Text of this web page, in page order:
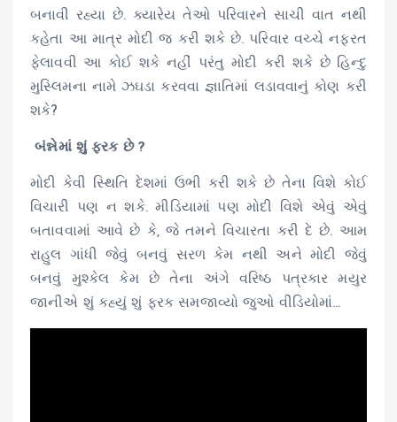
બનાવી રહ્યા છે. ક્યારેય તેઓ પરિવારને સાચી વાત નથી
કહેતા આ માત્ર મોદી જ કરી શકે છે. પરિવાર વચ્ચે નફરત
ફેલાવવી આ કોઈ શકે નહીં પરંતુ મોદી કરી શકે છે હિન્દુ
મુસ્લિમના નામે ઝઘડા કરવવા જ્ઞાતિમાં લડાવવાનું કોણ કરી
શકે?
બંન્નેમાં શું ફરક છે ?
મોદી કેવી સ્થિતિ દેશમાં ઉભી કરી શકે છે તેના વિશે કોઈ
વિચારી પણ ન શકે. મીડિયામાં પણ મોદી વિશે એવું એવું
બતાવવામાં આવે છે કે, જે તમને વિચારતા કરી દે છે. આમ
રાહુલ ગાંધી જેવું બનવું સરળ કેમ નથી અને મોદી જેવું
બનવું મુશ્કેલ કેમ છે તેના અંગે વરિષ્ઠ પત્રકાર મયુર
જાનીએ શું કહ્યું શું ફરક સમજાવ્યો જુઓ વીડિયોમાં…